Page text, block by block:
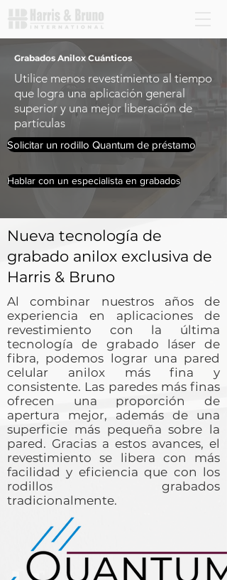
Grabados Anilox Cuánticos
Utilice menos revestimiento al tiempo
que logra una aplicación general
superior y una mejor liberación de
partículas
Solicitar un rodillo Quantum de préstamo
Hablar con un especialista en grabados
Nueva tecnología de
grabado anilox exclusiva de
Harris & Bruno
Al combinar nuestros años de
experiencia en aplicaciones de
revestimiento con la última
tecnología de grabado láser de
fibra, podemos lograr una pared
celular anilox más fina y
consistente. Las paredes más finas
ofrecen una proporción de
apertura mejor, además de una
superficie más pequeña sobre la
pared. Gracias a estos avances, el
revestimiento se libera con más
facilidad y eficiencia que con los
rodillos grabados
tradicionalmente.